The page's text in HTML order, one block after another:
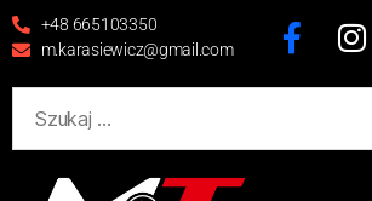
+48 665103350
m.karasiewicz@gmail.com